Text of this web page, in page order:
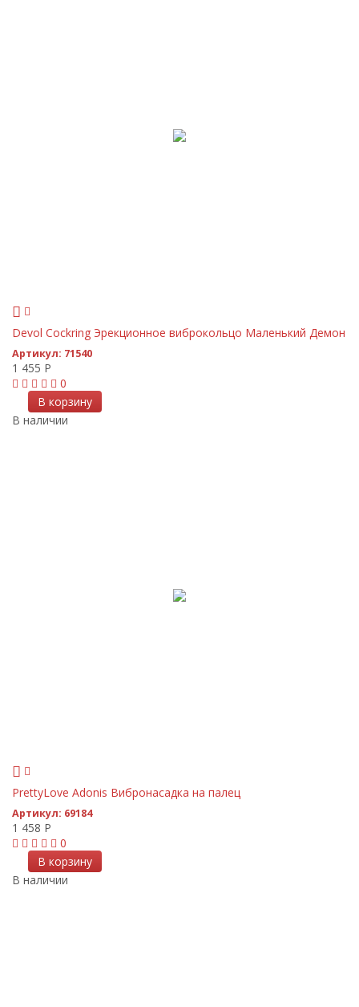
Devol Cockring Эрекционное виброкольцо Маленький Демон
Артикул: 71540
1 455 Р
0
В корзину
В наличии
PrettyLove Adonis Вибронасадка на палец
Артикул: 69184
1 458 Р
0
В корзину
В наличии